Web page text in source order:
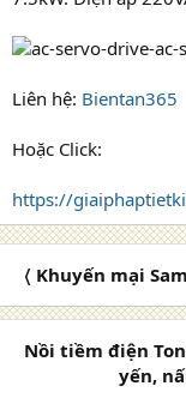
Liên hệ: Bientan365
Hoặc Click:
https://
〈 Khuyến mại
Nồi tiềm điện
yến,